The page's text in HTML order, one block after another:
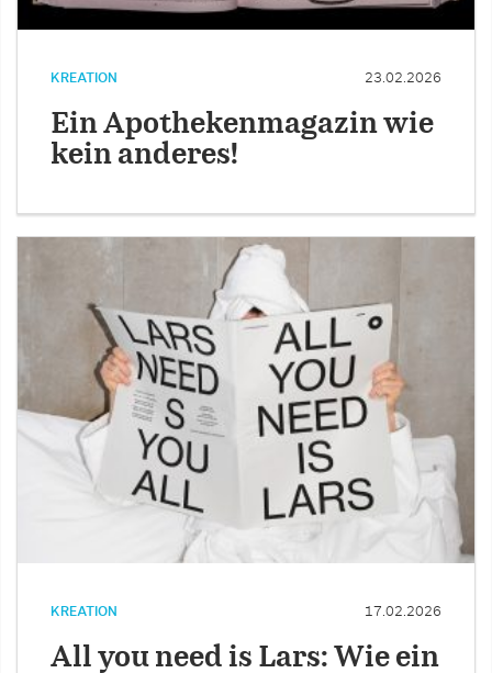
KREATION 23.02.2026
Ein Apothekenmagazin wie
kein anderes!
KREATION 17.02.2026
All you need is Lars: Wie ein